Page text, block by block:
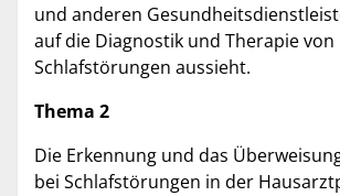
und anderen
auf die Diagnostik und Therapie von
Schlafstörungen aussieht.
Thema 2
Die Erkennung und das
bei Schlafstörungen in der